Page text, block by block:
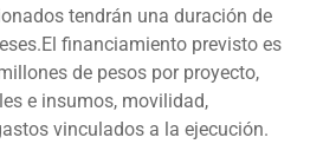
tendrán una duración de
financiamiento previsto es
de pesos por proyecto,
e insumos, movilidad,
vinculados a la ejecución.